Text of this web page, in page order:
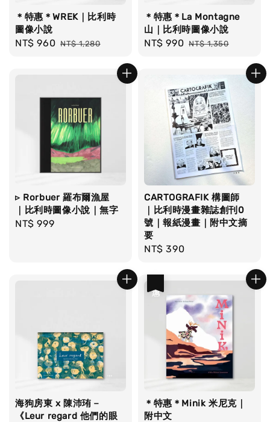
＊特惠＊WREK｜比利時
圖像小說
Sale
NT$ 960 Regular
NT$ 1,280
＊特惠＊La Montagne
山｜比利時圖像小說
Sale
NT$ 990 Regular
NT$ 1,350
▹ Rorbuer 羅布爾漁屋
｜比利時圖像小說｜無字
Regular
NT$ 999
CARTOGRAFIK 構圖師
｜比利時漫畫雜誌創刊0
號｜報紙漫畫｜附中文摘
要
Regular
NT$ 390
海狗房東 x 陳沛珛－
《Leur regard 他們的眼
＊特惠＊Minik 米尼克｜
附中文